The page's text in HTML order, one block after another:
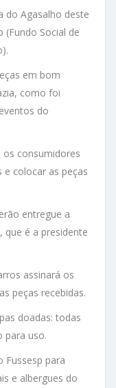
do Agasalho deste
(Fundo Social de
em bom
como foi
do
os consumidores
colocar as peças
entregue a
que é a presidente
assinará os
peças recebidas.
doadas: todas
para uso.
Fussesp para
e albergues do